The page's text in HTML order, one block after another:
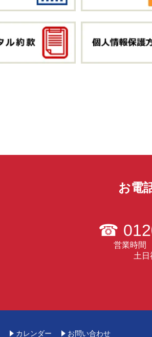
お電
☎
営業時間
土日
カレンダー お問い合わせ